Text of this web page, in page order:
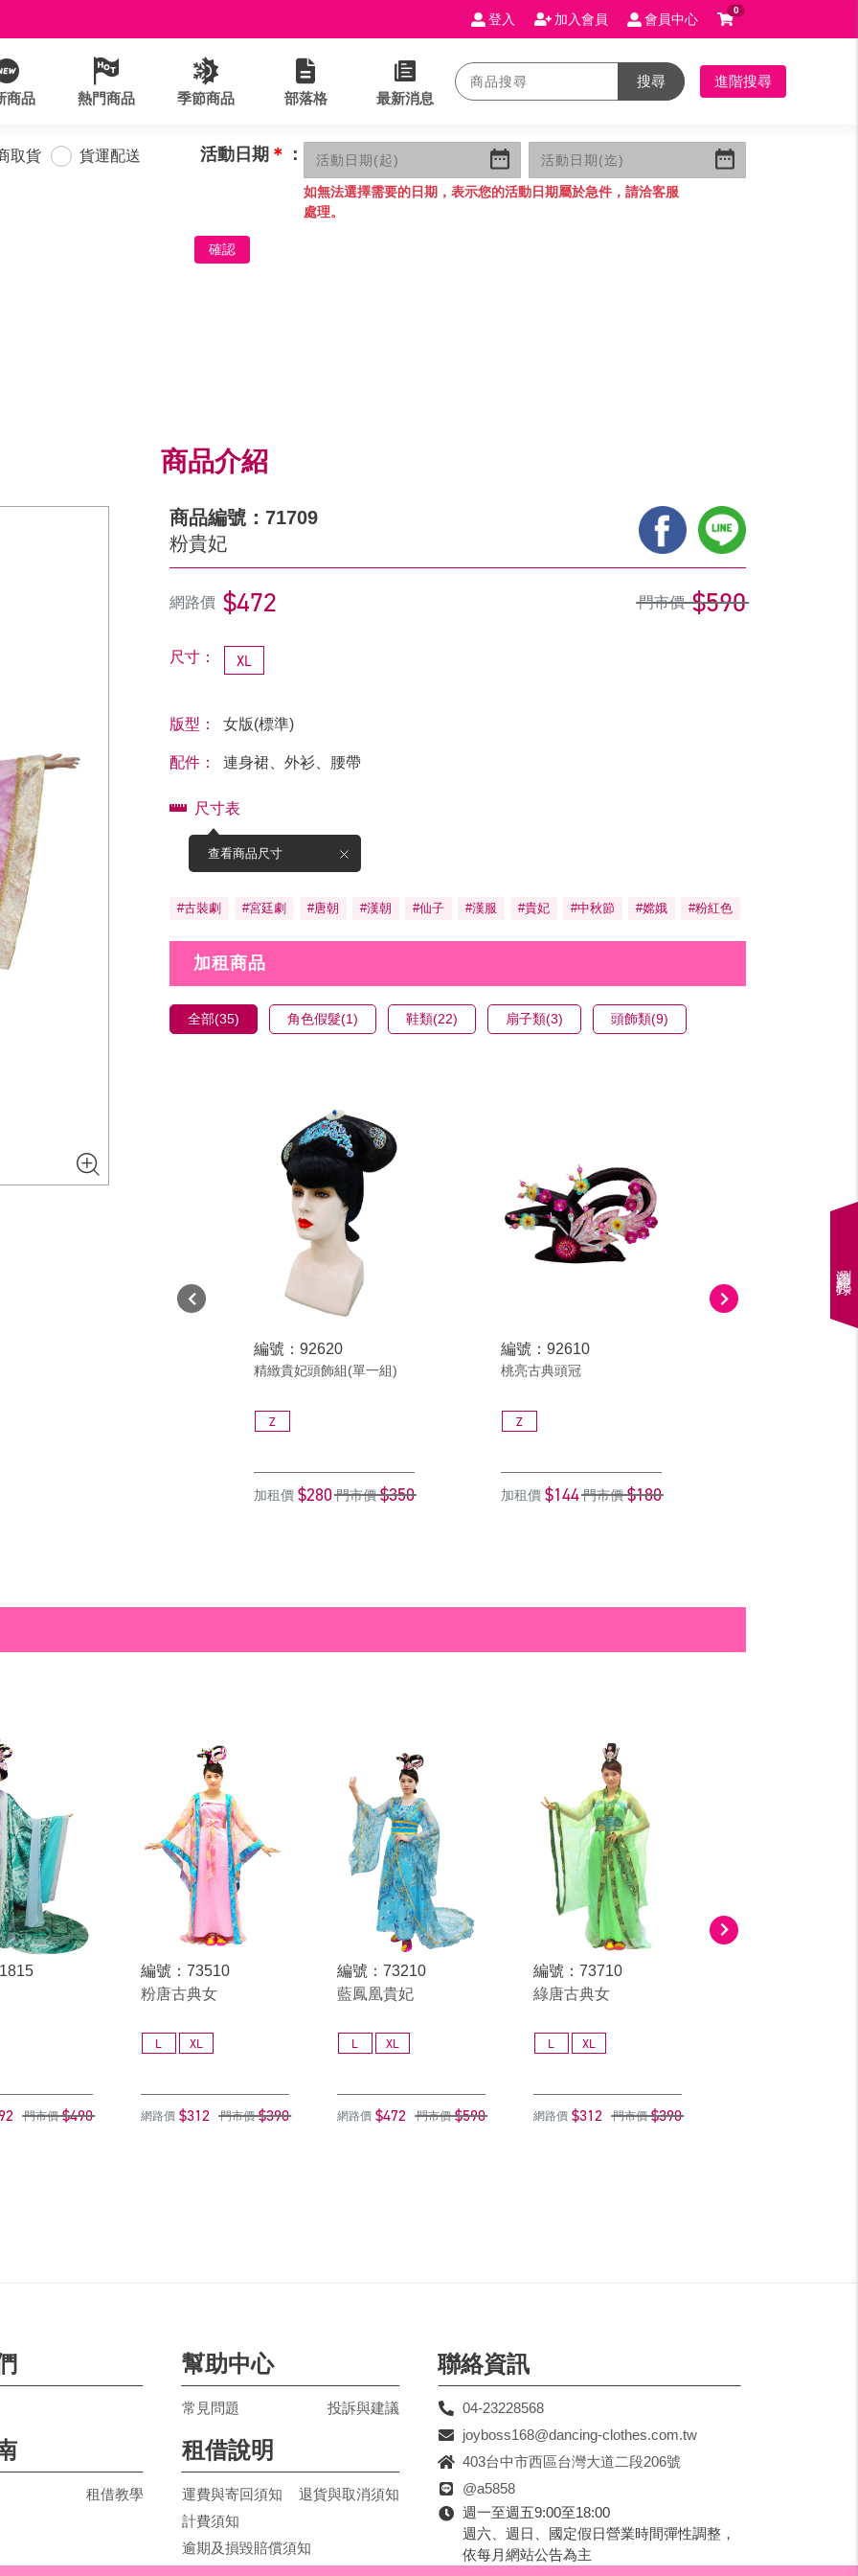
登入 加入會員 會員中心
0
商品 熱門商品 季節商品 部落格 最新消息
搜尋 進階搜尋
取貨 貨運配送 活動日期 ＊ ：
如無法選擇需要的日期，表示您的活動日期屬於急件，請洽客服
處理。
確認
商品介紹
商品編號：71709
粉貴妃
網路價 $472 門市價 $590
尺寸： XL
版型： 女版(標準)
配件： 連身裙、外衫、腰帶
尺寸表
查看商品尺寸
#古裝劇 #宮廷劇 #唐朝 #漢朝 #仙子 #漢服 #貴妃 #中秋節 #嫦娥 #粉紅色
加租商品
全部(35) 角色假髮(1) 鞋類(22) 扇子類(3) 頭飾類(9)
編號：92620
精緻貴妃頭飾組(單一組)
Z
加租價 $280 門市價 $350
編號：92610
桃亮古典頭冠
Z
加租價 $144 門市價 $180
門市價 $490
編號：73510
粉唐古典女
L XL
網路價 $312 門市價 $390
編號：73210
藍鳳凰貴妃
L XL
網路價 $472 門市價 $590
編號：73710
綠唐古典女
L XL
網路價 $312 門市價 $390
租借教學
幫助中心
常見問題 投訴與建議
租借說明
運費與寄回須知
退貨與取消須知
計費須知
逾期及損毀賠償須知
聯絡資訊
04-23228568
joyboss168@dancing-clothes.com.tw
403台中市西區台灣大道二段206號
@a5858
週一至週五9:00至18:00
週六、週日、國定假日營業時間彈性調整，
依每月網站公告為主